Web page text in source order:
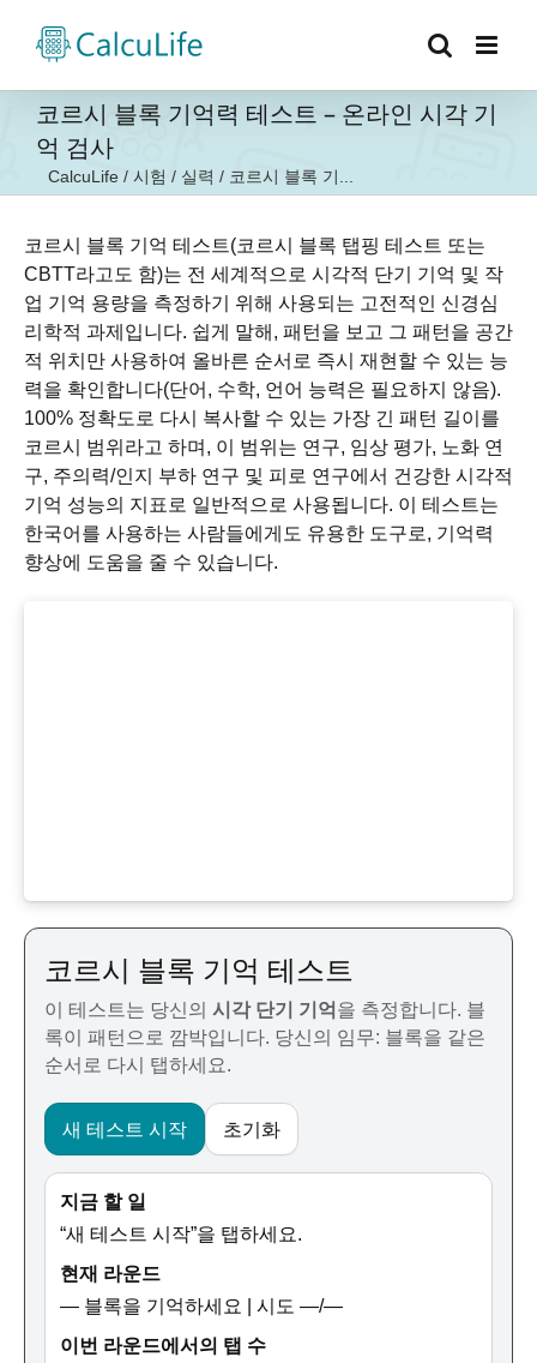
코르시 블록 기억력 테스트 – 온라인 시각 기
억 검사
CalcuLife / 시험 / 실력 / 코르시 블록 기...
코르시 블록 기억 테스트(코르시 블록 탭핑 테스트 또는
CBTT라고도 함)는 전 세계적으로 시각적 단기 기억 및 작
업 기억 용량을 측정하기 위해 사용되는 고전적인 신경심
리학적 과제입니다. 쉽게 말해, 패턴을 보고 그 패턴을 공간
적 위치만 사용하여 올바른 순서로 즉시 재현할 수 있는 능
력을 확인합니다(단어, 수학, 언어 능력은 필요하지 않음).
100% 정확도로 다시 복사할 수 있는 가장 긴 패턴 길이를
코르시 범위라고 하며, 이 범위는 연구, 임상 평가, 노화 연
구, 주의력/인지 부하 연구 및 피로 연구에서 건강한 시각적
기억 성능의 지표로 일반적으로 사용됩니다. 이 테스트는
한국어를 사용하는 사람들에게도 유용한 도구로, 기억력
향상에 도움을 줄 수 있습니다.
코르시 블록 기억 테스트
이 테스트는 당신의 시각 단기 기억 을 측정합니다. 블
록이 패턴으로 깜박입니다. 당신의 임무: 블록을 같은
순서로 다시 탭하세요.
새 테스트 시작 초기화
지금 할 일
“새 테스트 시작”을 탭하세요.
현재 라운드
— 블록을 기억하세요 | 시도 —/—
이번 라운드에서의 탭 수